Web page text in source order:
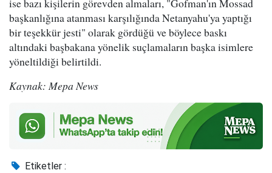
başkanlığına atanması karşılığında Netanyahu'ya yaptığı
bir teşekkür jesti" olarak gördüğü ve böylece baskı
altındaki başbakana yönelik suçlamaların başka isimlere
yöneltildiği belirtildi.
Kaynak: Mepa News
Etiketler :